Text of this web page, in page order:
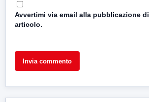
Avvertimi via email alla pubblicazione
articolo.